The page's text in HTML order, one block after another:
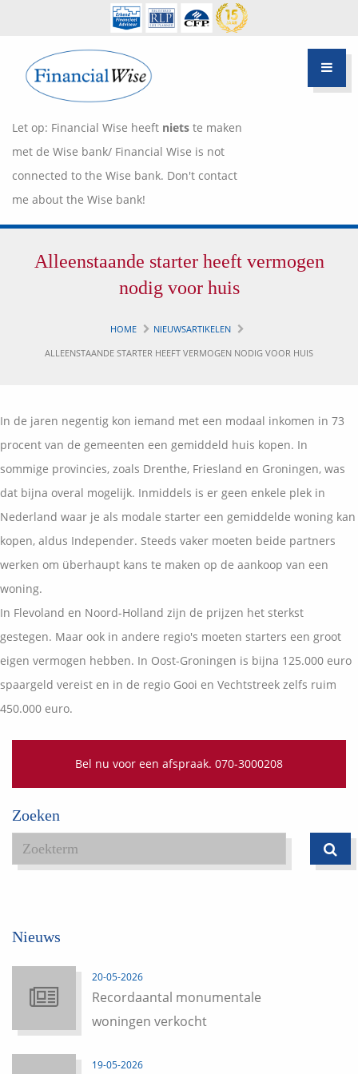
Let op: Financial Wise heeft niets te maken
met de Wise bank/ Financial Wise is not
connected to the Wise bank. Don't contact
me about the Wise bank!
Over Pietie Jeelof
Garanties
Disclaimer
Media
Expats services
Onderhoudsabonnementen
Klanten over
Blog
Life style planning
Alleenstaande starter heeft vermogen
nodig voor huis
HOME
NIEUWSARTIKELEN
ALLEENSTAANDE STARTER HEEFT VERMOGEN NODIG VOOR HUIS
In de jaren negentig kon iemand met een modaal inkomen in 73
procent van de gemeenten een gemiddeld huis kopen. In
sommige provincies, zoals Drenthe, Friesland en Groningen, was
dat bijna overal mogelijk. Inmiddels is er geen enkele plek in
Nederland waar je als modale starter een gemiddelde woning kan
kopen, aldus Independer. Steeds vaker moeten beide partners
werken om überhaupt kans te maken op de aankoop van een
woning.
In Flevoland en Noord-Holland zijn de prijzen het sterkst
gestegen. Maar ook in andere regio's moeten starters een groot
eigen vermogen hebben. In Oost-Groningen is bijna 125.000 euro
spaargeld vereist en in de regio Gooi en Vechtstreek zelfs ruim
450.000 euro.
Bel nu voor een afspraak. 070-3000208
Zoeken
Nieuws
20-05-2026
Recordaantal monumentale
woningen verkocht
19-05-2026